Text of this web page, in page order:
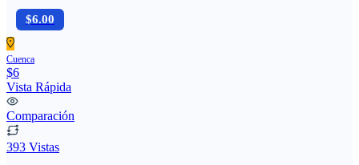
$6.00
Cuenca
$6
Vista Rápida
Comparación
393 Vistas